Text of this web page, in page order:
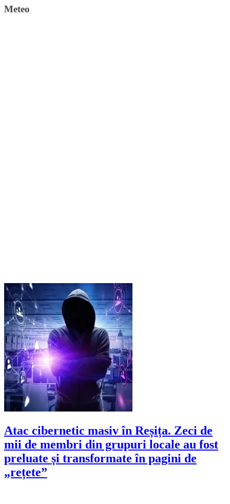
Meteo
Atac cibernetic masiv în Reșița. Zeci de
mii de membri din grupuri locale au fost
preluate și transformate în pagini de
„rețete”